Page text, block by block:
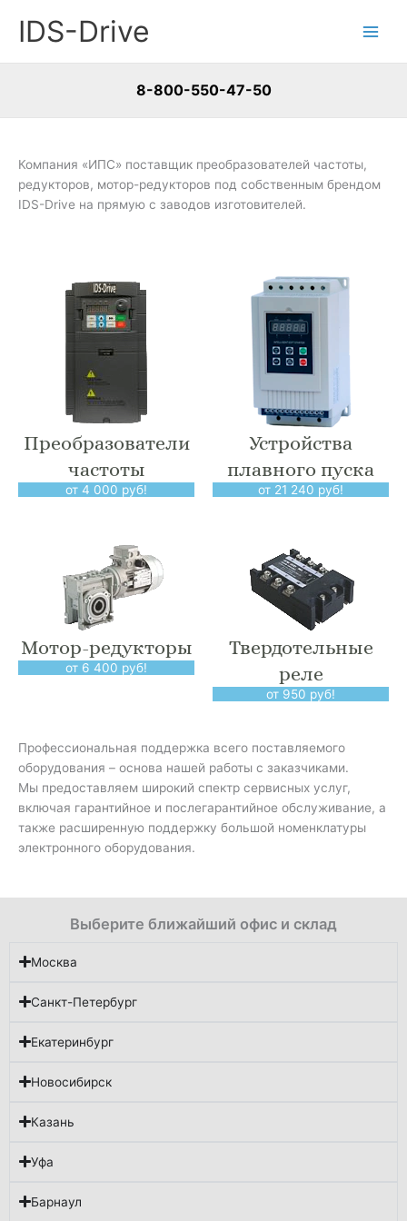
IDS-Drive
8-800-550-47-50
Компания «ИПС» поставщик преобразователей частоты,
редукторов, мотор-редукторов под собственным брендом
IDS-Drive на прямую с заводов изготовителей.
Преобразователи
частоты
от 4 000 руб!
Устройства
плавного пуска
от 21 240 руб!
Мотор-редукторы
от 6 400 руб!
Твердотельные
реле
от 950 руб!
Профессиональная поддержка всего поставляемого
оборудования – основа нашей работы с заказчиками.
Мы предоставляем широкий спектр сервисных услуг,
включая гарантийное и послегарантийное обслуживание, а
также расширенную поддержку большой номенклатуры
электронного оборудования.
Выберите ближайший офис и склад
Москва
Санкт-Петербург
Екатеринбург
Новосибирск
Казань
Уфа
Барнаул